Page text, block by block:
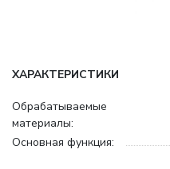
ХАРАКТЕРИСТИКИ
Обрабатываемые
материалы:
Основная функция: